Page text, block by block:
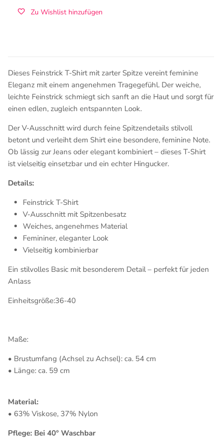
Zu Wishlist hinzufügen
Dieses Feinstrick T-Shirt mit zarter Spitze vereint feminine
Eleganz mit einem angenehmen Tragegefühl. Der weiche,
leichte Feinstrick schmiegt sich sanft an die Haut und sorgt für
einen edlen, zugleich entspannten Look.
Der V-Ausschnitt wird durch feine Spitzendetails stilvoll
betont und verleiht dem Shirt eine besondere, feminine Note.
Ob lässig zur Jeans oder elegant kombiniert – dieses T-Shirt
ist vielseitig einsetzbar und ein echter Hingucker.
Details:
Feinstrick T-Shirt
V-Ausschnitt mit Spitzenbesatz
Weiches, angenehmes Material
Femininer, eleganter Look
Vielseitig kombinierbar
Ein stilvolles Basic mit besonderem Detail – perfekt für jeden
Anlass
Einheitsgröße:36-40
Maße:
• Brustumfang (Achsel zu Achsel): ca. 54 cm
• Länge: ca. 59 cm
Material:
• 63% Viskose, 37% Nylon
Pflege: Bei 40° Waschbar